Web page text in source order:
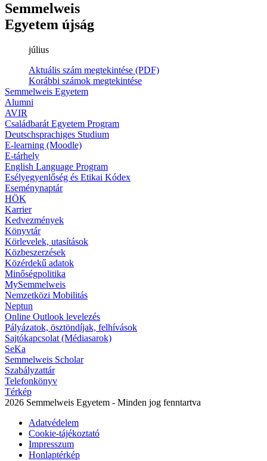
Semmelweis
Egyetem újság
július
Aktuális szám megtekintése (PDF)
Korábbi számok megtekintése
Semmelweis Egyetem
Alumni
AVIR
Családbarát Egyetem Program
Deutschsprachiges Studium
E-learning (Moodle)
E-tárhely
English Language Program
Esélyegyenlőség és Etikai Kódex
Eseménynaptár
HÖK
Karrier
Kedvezmények
Könyvtár
Körlevelek, utasítások
Közbeszerzések
Közérdekű adatok
Minőségpolitika
MySemmelweis
Nemzetközi Mobilitás
Neptun
Online Outlook levelezés
Pályázatok, ösztöndíjak, felhívások
Sajtókapcsolat (Médiasarok)
SeKa
Semmelweis Scholar
Szabályzattár
Telefonkönyv
Térkép
2026 Semmelweis Egyetem - Minden jog fenntartva
Adatvédelem
Cookie-tájékoztató
Impresszum
Honlaptérkép